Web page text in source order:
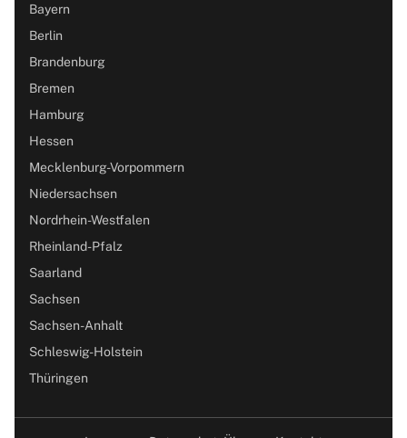
Bayern
Berlin
Brandenburg
Bremen
Hamburg
Hessen
Mecklenburg-Vorpommern
Niedersachsen
Nordrhein-Westfalen
Rheinland-Pfalz
Saarland
Sachsen
Sachsen-Anhalt
Schleswig-Holstein
Thüringen